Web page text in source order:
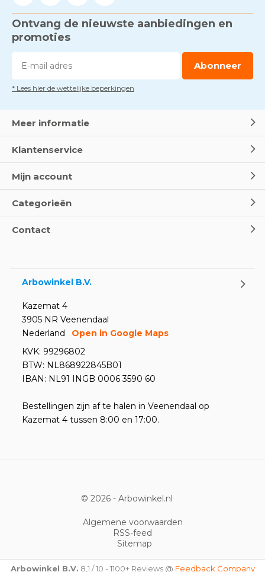
Ontvang de nieuwste aanbiedingen en
promoties
Abonneer
* Lees hier de wettelijke beperkingen
Meer informatie
Klantenservice
Mijn account
Categorieën
Contact
Arbowinkel B.V.
Kazemat 4
3905 NR Veenendaal
Nederland
Open in Google Maps
KVK: 99296802
BTW: NL868922845B01
IBAN: NL91 INGB 0006 3590 60
Bestellingen zijn af te halen in Veenendaal op
Kazemat 4 tussen 8:00 en 17:00.
© 2026 - Arbowinkel.nl
Algemene voorwaarden
RSS-feed
Sitemap
Arbowinkel B.V. 8,1 /10 - 1100+ Reviews @ Feedback Company